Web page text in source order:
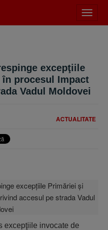
meniu
excepţiile
procesul Impact
Vadul Moldovei
ACTUALITATE
excepţiile invocate de